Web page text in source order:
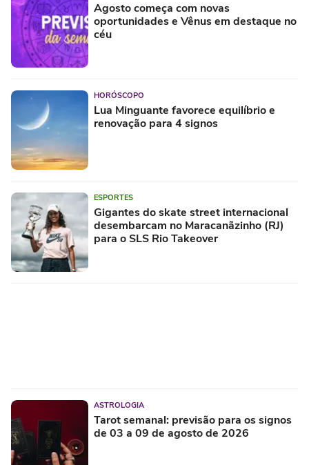
Agosto começa com novas
oportunidades e Vênus em destaque no
céu
HORÓSCOPO
Lua Minguante favorece equilíbrio e
renovação para 4 signos
ESPORTES
Gigantes do skate street internacional
desembarcam no Maracanãzinho (RJ)
para o SLS Rio Takeover
ASTROLOGIA
Tarot semanal: previsão para os signos
de 03 a 09 de agosto de 2026